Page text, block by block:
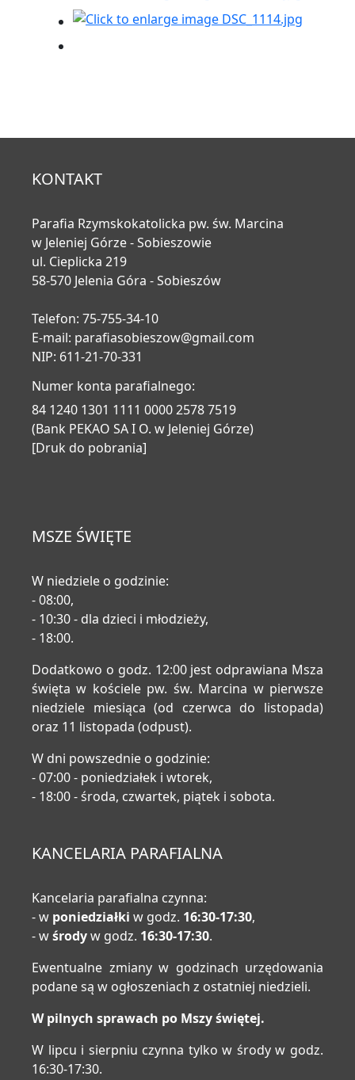
KONTAKT
Parafia Rzymskokatolicka pw. św. Marcina
w Jeleniej Górze - Sobieszowie
ul. Cieplicka 219
58-570 Jelenia Góra - Sobieszów
Telefon: 75-755-34-10
E-mail: parafiasobieszow@gmail.com
NIP: 611-21-70-331
Numer konta parafialnego:
84 1240 1301 1111 0000 2578 7519
(Bank PEKAO SA I O. w Jeleniej Górze)
[Druk do pobrania]
MSZE ŚWIĘTE
W niedziele o godzinie:
- 08:00,
- 10:30 - dla dzieci i młodzieży,
- 18:00.
Dodatkowo o godz. 12:00 jest odprawiana Msza
święta w kościele pw. św. Marcina w pierwsze
niedziele miesiąca (od czerwca do listopada)
oraz 11 listopada (odpust).
W dni powszednie o godzinie:
- 07:00 - poniedziałek i wtorek,
- 18:00 - środa, czwartek, piątek i sobota.
KANCELARIA PARAFIALNA
Kancelaria parafialna czynna:
- w poniedziałki w godz. 16:30-17:30,
- wśrodyw godz. 16:30-17:30.
Ewentualne zmiany w godzinach urzędowania
podane są w ogłoszeniach z ostatniej niedzieli.
W pilnych sprawach po Mszy świętej.
W lipcu i sierpniu czynna tylko w środy w godz.
16:30-17:30.